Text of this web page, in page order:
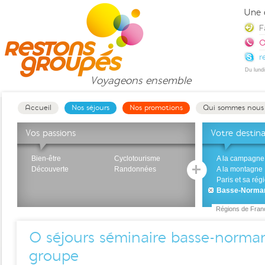
Voyageons ensemble
Accueil Nos séjours Nos promotions Qui sommes
Vos passions
Bien-être
Cyclotourisme
Découverte
Randonnées
Votre
A la campagne
A la montagne
Paris et sa
Basse-
Régions de
0 séjours séminaire basse-
groupe
Une
Du